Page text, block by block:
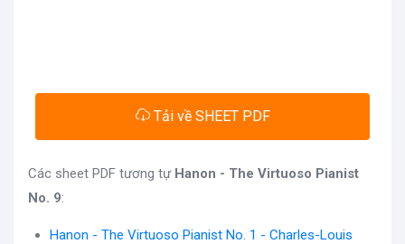
Tải về SHEET PDF
Các sheet PDF tương tự Hanon - The Virtuoso Pianist
No. 9:
Hanon - The Virtuoso Pianist No. 1 - Charles-Louis